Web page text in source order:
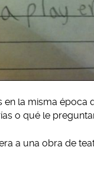
en la misma época
o qué le
a una obra de